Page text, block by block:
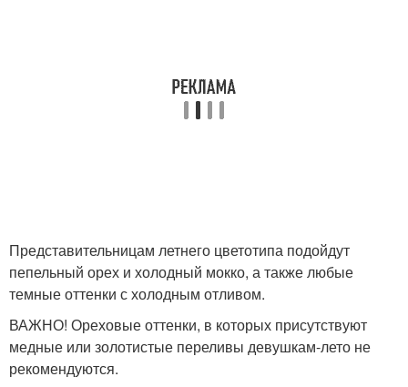
Представительницам летнего цветотипа подойдут
пепельный орех и холодный мокко, а также любые
темные оттенки с холодным отливом.
ВАЖНО! Ореховые оттенки, в которых присутствуют
медные или золотистые переливы девушкам-лето не
рекомендуются.